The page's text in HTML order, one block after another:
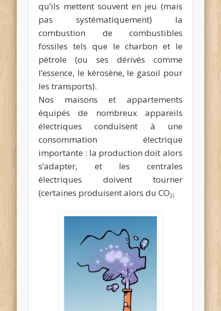
qu’ils mettent souvent en jeu (mais
pas systématiquement) la
combustion de combustibles
fossiles tels que le charbon et le
pétrole (ou ses dérivés comme
l’essence, le kérosène, le gasoil pour
les transports).
Nos maisons et appartements
équipés de nombreux appareils
électriques conduisent à une
consommation électrique
importante : la production doit alors
s’adapter, et les centrales
électriques doivent tourner
(certaines produisent alors du CO2)